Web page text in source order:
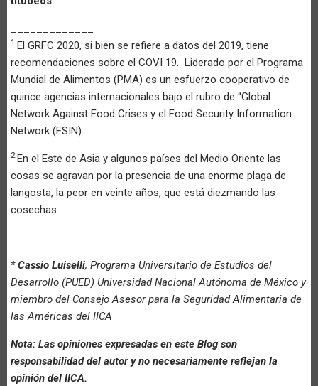
1 El GRFC 2020, si bien se refiere a datos del 2019, tiene
recomendaciones sobre el COVI 19. Liderado por el Programa
Mundial de Alimentos (PMA) es un esfuerzo cooperativo de
quince agencias internacionales bajo el rubro de “Global
Network Against Food Crises y el Food Security Information
Network (FSIN).
2.En el Este de Asia y algunos países del Medio Oriente las
cosas se agravan por la presencia de una enorme plaga de
langosta, la peor en veinte años, que está diezmando las
cosechas.
*Cassio Luiselli, Programa Universitario de Estudios del
Desarrollo (PUED) Universidad Nacional Autónoma de México y
miembro del Consejo Asesor para la Seguridad Alimentaria de
las Américas del IICA
Nota: Las opiniones expresadas en este Blog son
responsabilidad del autor y no necesariamente reflejan la
opinión del IICA.